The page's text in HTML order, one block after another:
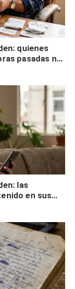
quienes
pasadas no
de
las
en sus
validación